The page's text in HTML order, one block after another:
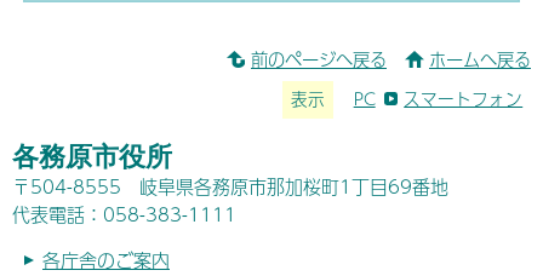
前のページへ戻る ホームへ戻る
表示 PC スマートフォン
各務原市役所
〒504-8555 岐阜県各務原市那加桜町1丁目69番地
代表電話：058-383-1111
各庁舎のご案内